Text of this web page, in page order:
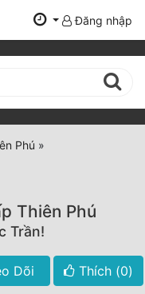
Đăng nhập
Phú »
Thiên Phú
Trần!
Dõi Thích (0)